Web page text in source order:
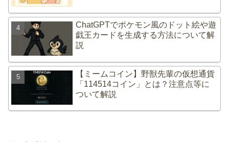
ChatGPTでポケモン風のドット絵や遊
戯王カードを生成する方法について解
説
【ミームコイン】野獣先輩の仮想通貨
「114514コイン」とは？注意点等に
ついて解説